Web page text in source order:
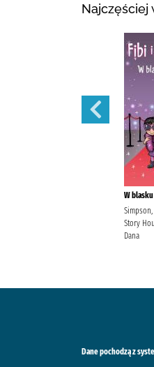
Najczęściej
W
Story
Dana
Dane pochodzą z